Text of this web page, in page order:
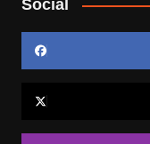
Social